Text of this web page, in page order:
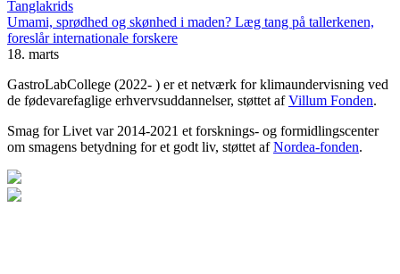
Tanglakrids
Umami, sprødhed og skønhed i maden? Læg tang på tallerkenen,
foreslår internationale forskere
18. marts
GastroLabCollege (2022- ) er et netværk for klimaundervisning ved
de fødevarefaglige erhvervsuddannelser, støttet afVillum Fonden.
Smag for Livet var 2014-2021 et forsknings- og formidlingscenter
om smagens betydning for et godt liv, støttet afNordea-fonden.